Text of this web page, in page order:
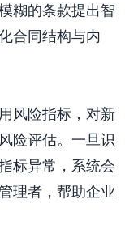
糊的条款提出智
合同结构与内
风险指标，对新
险评估。一旦识
标异常，系统会
理者，帮助企业